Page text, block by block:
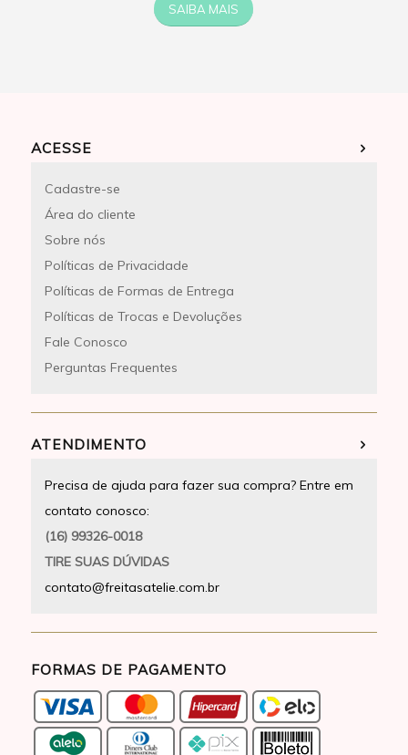
SAIBA MAIS
ACESSE
Cadastre-se
Área do cliente
Sobre nós
Políticas de Privacidade
Políticas de Formas de Entrega
Políticas de Trocas e Devoluções
Fale Conosco
Perguntas Frequentes
ATENDIMENTO
Precisa de ajuda para fazer sua compra? Entre em
contato conosco:
(16) 99326-0018
TIRE SUAS DÚVIDAS
contato@freitasatelie.com.br
FORMAS DE PAGAMENTO